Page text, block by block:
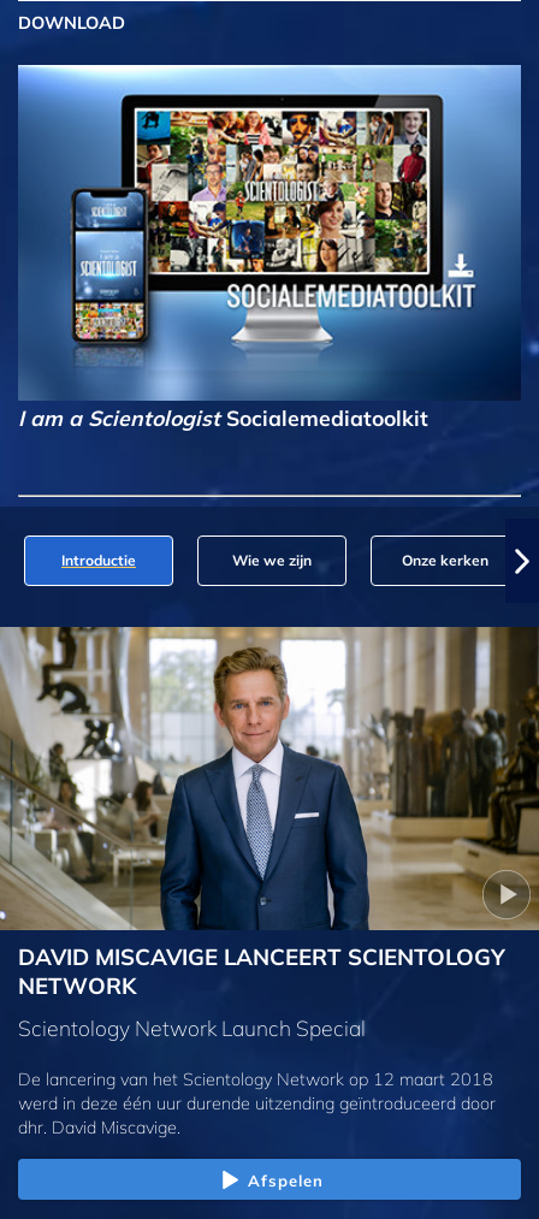
DOWNLOAD
I am a ScientologistSocialemediatoolkit
Introductie Wie we zijn Onze kerken
DAVID MISCAVIGE LANCEERT SCIENTOLOGY
NETWORK
Scientology Network Launch Special
De lancering van het Scientology Network op 12 maart 2018
werd in deze één uur durende uitzending geïntroduceerd door
dhr. David Miscavige.
Afspelen